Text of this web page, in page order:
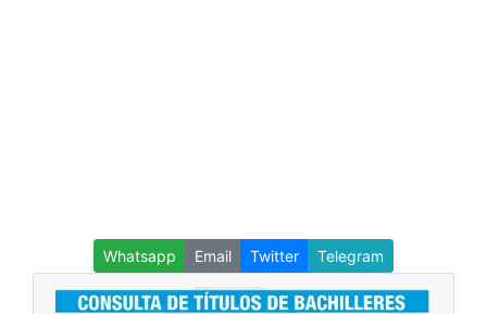
Whatsapp Email Twitter Telegram